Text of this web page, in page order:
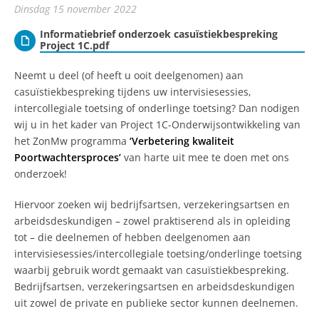
dinsdag 15 november 2022
Informatiebrief onderzoek casuïstiekbespreking
Project 1C.pdf
Neemt u deel (of heeft u ooit deelgenomen) aan
casuïstiekbespreking tijdens uw intervisiesessies,
intercollegiale toetsing of onderlinge toetsing? Dan nodigen
wij u in het kader van Project 1C-Onderwijsontwikkeling van
het ZonMw programma ‘Verbetering kwaliteit
Poortwachtersproces’ van harte uit mee te doen met ons
onderzoek!
Hiervoor zoeken wij bedrijfsartsen, verzekeringsartsen en
arbeidsdeskundigen – zowel praktiserend als in opleiding
tot – die deelnemen of hebben deelgenomen aan
intervisiesessies/intercollegiale toetsing/onderlinge toetsing
waarbij gebruik wordt gemaakt van casuïstiekbespreking.
Bedrijfsartsen, verzekeringsartsen en arbeidsdeskundigen
uit zowel de private en publieke sector kunnen deelnemen.